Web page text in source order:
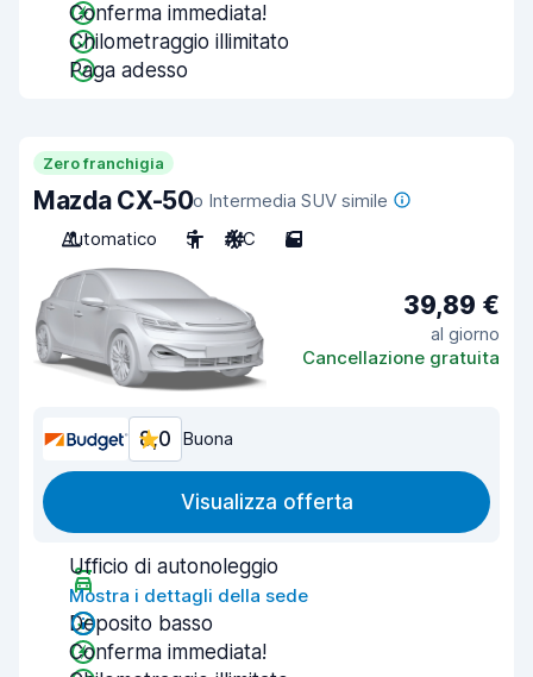
Conferma immediata!
Chilometraggio illimitato
Paga adesso
Zero franchigia
Mazda CX-50o Intermedia SUV simile
Automatico
5 A/C 5
39,89 €
al giorno
Cancellazione gratuita
8,0 Buona
Visualizza offerta
Ufficio di autonoleggio
Mostra i dettagli della sede
Deposito basso
Conferma immediata!